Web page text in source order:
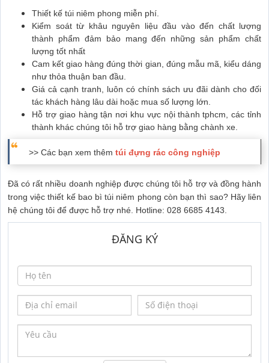
Thiết kế túi niêm phong miễn phí.
Kiểm soát từ khâu nguyên liệu đầu vào đến chất lượng
thành phẩm đảm bảo mang đến những sản phẩm chất
lượng tốt nhất
Cam kết giao hàng đúng thời gian, đúng mẫu mã, kiểu dáng
như thỏa thuận ban đầu.
Giá cả cạnh tranh, luôn có chính sách ưu đãi dành cho đối
tác khách hàng lâu dài hoặc mua số lượng lớn.
Hỗ trợ giao hàng tận nơi khu vực nội thành tphcm, các tỉnh
thành khác chúng tôi hỗ trợ giao hàng bằng chành xe.
>> Các bạn xem thêm túi đựng rác công nghiệp
Đã có rất nhiều doanh nghiệp được chúng tôi hỗ trợ và đồng hành
trong việc thiết kế bao bì túi niêm phong còn bạn thì sao? Hãy liên
hệ chúng tôi để được hỗ trợ nhé. Hotline: 028 6685 4143.
ĐĂNG KÝ